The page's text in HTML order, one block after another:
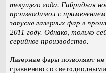
текущего года. Гибридная
производимой с
запуске лазерных фар в
2011 году. Однако, только
серийное производство.
Лазерные фары позволяют не
сравнению со